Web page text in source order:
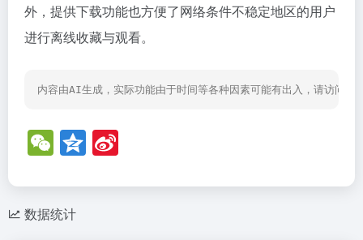
外，提供下载功能也方便了网络条件不稳定地区的用户
进行离线收藏与观看。
内容由AI生成，实际功能由于时间等各种因素可能有出入，请访问网
W
e
C
h
Q
z
o a
数据统计